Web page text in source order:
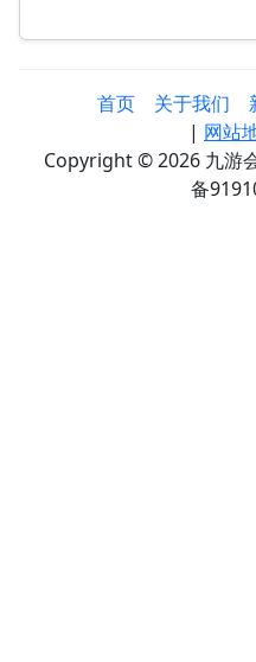
首页 关于我们
| 网站
Copyright © 2026 九游
备